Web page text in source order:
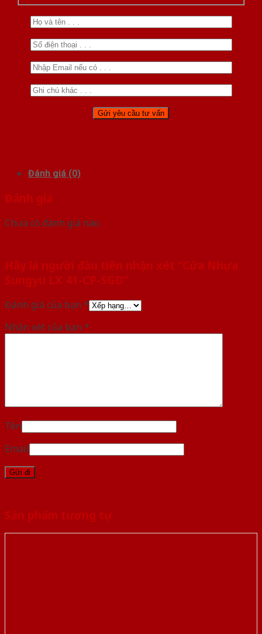
Đánh giá (0)
Đánh giá
Chưa có đánh giá nào.
Hãy là người đầu tiên nhận xét “Cửa Nhựa
Sungyu LX 41-CP-SGD”
Đánh giá của bạn *
Nhận xét của bạn *
Tên
Email
Sản phẩm tương tự